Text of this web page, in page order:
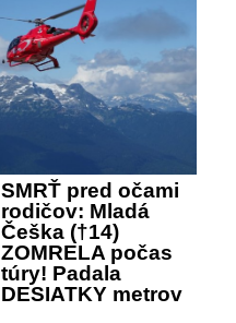
SMRŤ pred očami
rodičov: Mladá
Češka (†14)
ZOMRELA počas
túry! Padala
DESIATKY metrov